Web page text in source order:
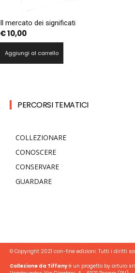
Il mercato dei significati
€10,00
Aggiungi al carrello
PERCORSI TEMATICI
COLLEZIONARE
CONOSCERE
CONSERVARE
GUARDARE
© Copyright 2021 con-fine edizioni. Tutti i diritti
Collezione da Tiffanyè un progetto by arturo